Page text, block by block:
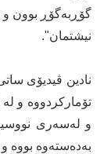
گۆڕبەگۆڕ بوون و
نیشتمان".
نادین ڤیدیۆی
تۆمارکردووە و
و لەسەری
بەدەستەوە بووە